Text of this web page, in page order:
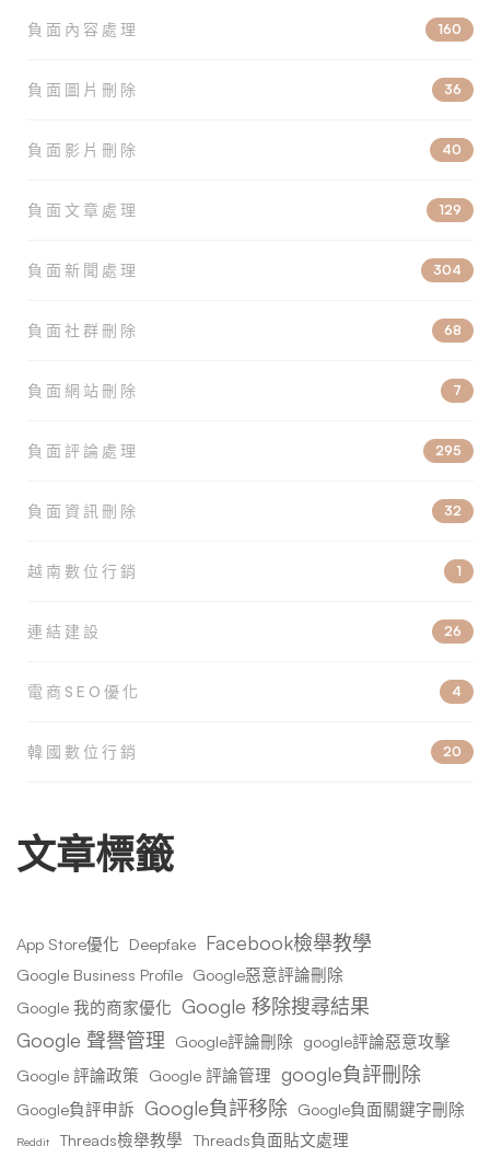
負面內容處理 160
負面圖片刪除 36
負面影片刪除 40
負面文章處理 129
負面新聞處理 304
負面社群刪除 68
負面網站刪除 7
負面評論處理 295
負面資訊刪除 32
越南數位行銷 1
連結建設 26
電商SEO優化 4
韓國數位行銷 20
文章標籤
App Store優化 Deepfake Facebook檢舉教學
Google Business Profile Google惡意評論刪除
Google 我的商家優化 Google 移除搜尋結果
Google 聲譽管理 Google評論刪除 google評論惡意攻擊
Google 評論政策 Google 評論管理 google負評刪除
Google負評申訴 Google負評移除 Google負面關鍵字刪除
Reddit Threads檢舉教學 Threads負面貼文處理